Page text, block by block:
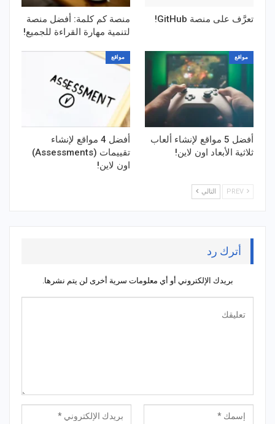
تعرَّف على منصة GitHub!
منصة كم كلمة: أفضل منصة
لتنمية مهارة القراءة للجميع!
مواقع
أفضل 5 مواقع لإنشاء ألعاب
ثلاثية الأبعاد اون لاين!
مواقع
أفضل 4 مواقع لإنشاء
تقييمات (Assessments)
اون لاين!
التالي
أترك رد
بريدك الإلكتروني أو أي معلومات سرية أخرى لن يتم نشرها.